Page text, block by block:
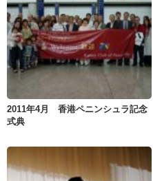
2011年4月 香港ペニンシュラ記念
式典